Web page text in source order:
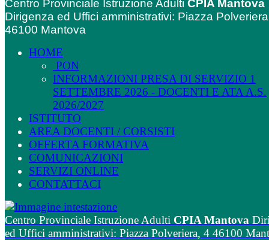
Centro Provinciale Istruzione Adulti CPIA Mantova
Dirigenza ed Uffici amministrativi: Piazza
46100 Mantova
HOME
PON
INFORMAZIONI PRESA DI SERVIZIO 1
SETTEMBRE 2026 - DOCENTI E ATA A.S.
2026/2027
ISTITUTO
AREA DOCENTI / CORSISTI
OFFERTA FORMATIVA
COMUNICAZIONI
SERVIZI ONLINE
CONTATTACI
Centro Provinciale Istruzione Adulti CPIA Mantova
ed Uffici amministrativi: Piazza Polveriera, 4 46100